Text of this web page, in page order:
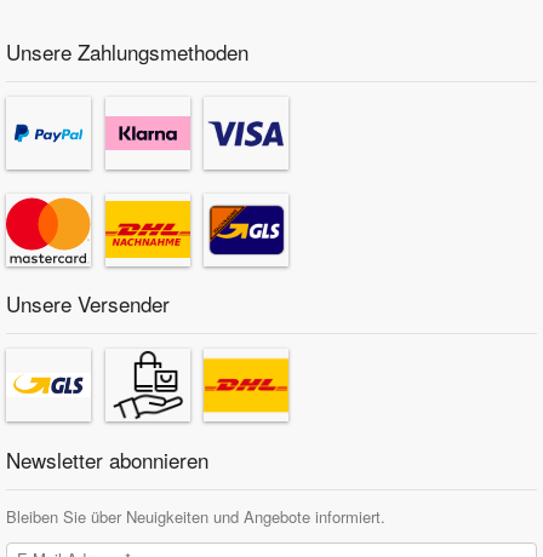
Unsere Zahlungsmethoden
Unsere Versender
Newsletter abonnieren
Bleiben Sie über Neuigkeiten und Angebote informiert.